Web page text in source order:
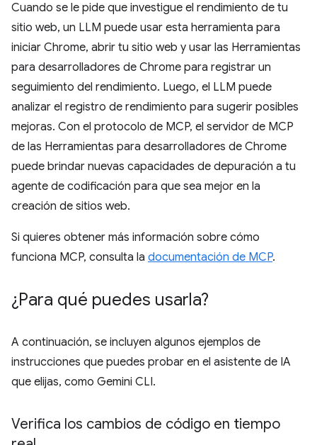
Cuando se le pide que investigue el rendimiento de tu
sitio web, un LLM puede usar esta herramienta para
iniciar Chrome, abrir tu sitio web y usar las Herramientas
para desarrolladores de Chrome para registrar un
seguimiento del rendimiento. Luego, el LLM puede
analizar el registro de rendimiento para sugerir posibles
mejoras. Con el protocolo de MCP, el servidor de MCP
de las Herramientas para desarrolladores de Chrome
puede brindar nuevas capacidades de depuración a tu
agente de codificación para que sea mejor en la
creación de sitios web.
Si quieres obtener más información sobre cómo
funciona MCP, consulta la documentación de MCP.
¿Para qué puedes usarla?
A continuación, se incluyen algunos ejemplos de
instrucciones que puedes probar en el asistente de IA
que elijas, como Gemini CLI.
Verifica los cambios de código en tiempo